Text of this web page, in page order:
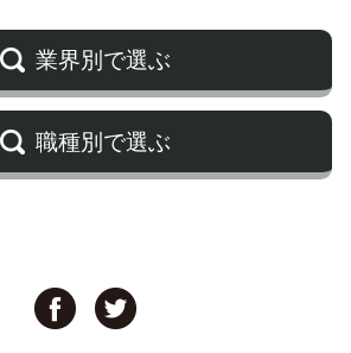
業界別で選ぶ
職種別で選ぶ